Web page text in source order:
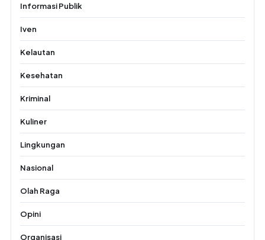
Informasi Publik
Iven
Kelautan
Kesehatan
Kriminal
Kuliner
Lingkungan
Nasional
Olah Raga
Opini
Organisasi